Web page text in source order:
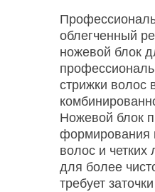
облегченный
ножевой блок
стрижки волос
Ножевой блок
формирования
волос и четких
для более
требует